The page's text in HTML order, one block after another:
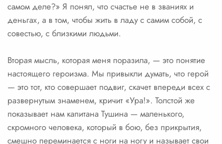
самом деле?» Я понял, что счастье не в званиях и
деньгах, а в том, чтобы жить в ладу с самим собой, с
совестью, с близкими людьми.
Вторая мысль, которая меня поразила, — это понятие
настоящего героизма. Мы привыкли думать, что герой
— это тот, кто совершает подвиг, скачет впереди всех с
развернутым знаменем, кричит «Ура!». Толстой же
показывает нам капитана Тушина — маленького,
скромного человека, который в бою, без прикрытия,
смешно переминается с ноги на ногу и называет свои